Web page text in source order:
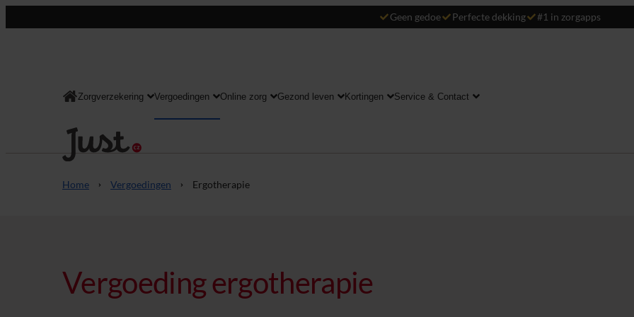
Geen gedoe Perfecte dekking #1 in zorgapps
Consument
Zorgverzekering Vergoedingen Online zorg Gezond leven Kortingen Service & Contact
Home Vergoedingen Ergotherapie
Vergoeding ergotherapie